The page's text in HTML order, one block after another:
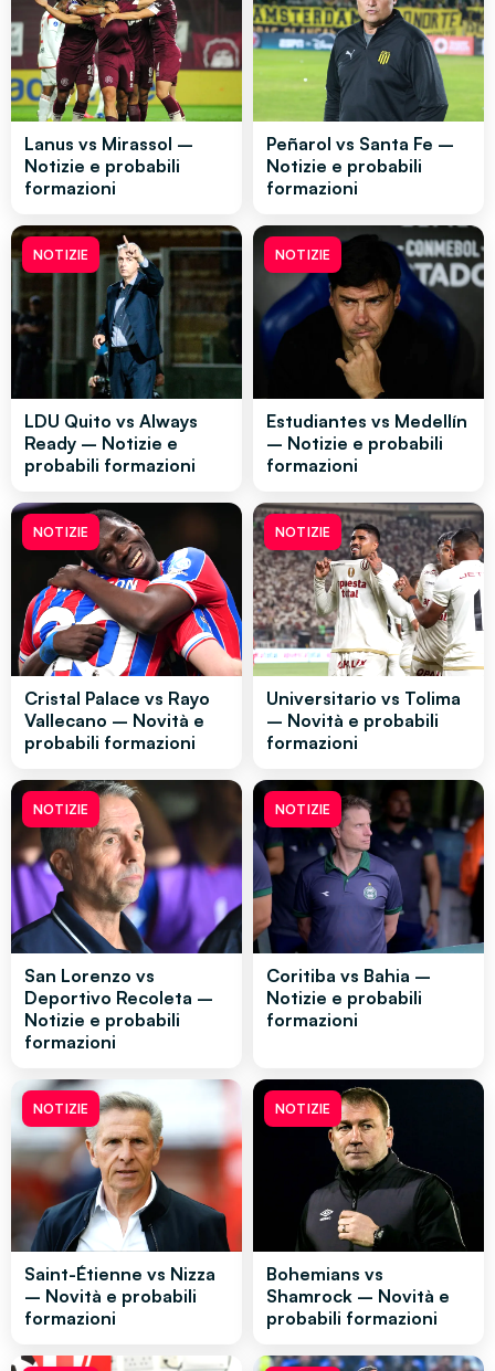
Lanus vs Mirassol –
Notizie e probabili
formazioni
Peñarol vs Santa Fe –
Notizie e probabili
formazioni
NOTIZIE
LDU Quito vs Always
Ready – Notizie e
probabili formazioni
NOTIZIE
Estudiantes vs Medellín
– Notizie e probabili
formazioni
NOTIZIE
Cristal Palace vs Rayo
Vallecano – Novità e
probabili formazioni
NOTIZIE
Universitario vs Tolima
– Novità e probabili
formazioni
NOTIZIE
San Lorenzo vs
Deportivo Recoleta –
Notizie e probabili
formazioni
NOTIZIE
Coritiba vs Bahia –
Notizie e probabili
formazioni
NOTIZIE
Saint-Étienne vs Nizza
– Novità e probabili
formazioni
NOTIZIE
Bohemians vs
Shamrock – Novità e
probabili formazioni